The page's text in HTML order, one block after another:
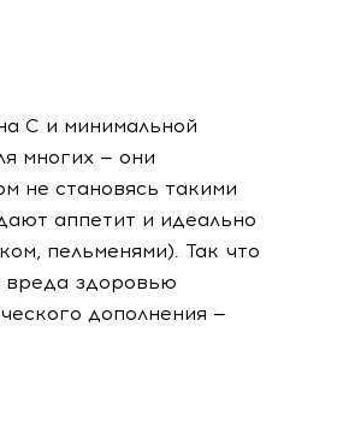
С и минимальной
многих — они
не становясь такими
аппетит и идеально
пельменями). Так что
вреда здоровью
дополнения —